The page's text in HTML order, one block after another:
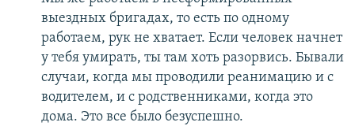
выездных бригадах, то есть по одному
работаем, рук не хватает. Если человек начнет
у тебя умирать, ты там хоть разорвись. Бывали
случаи, когда мы проводили реанимацию и с
водителем, и с родственниками, когда это
дома. Это все было безуспешно.